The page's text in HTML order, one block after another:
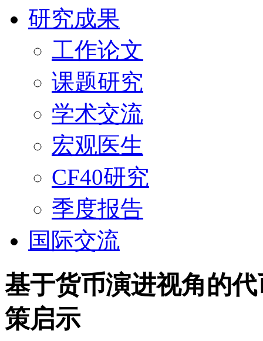
研究成果
工作论文
课题研究
学术交流
宏观医生
CF40研究
季度报告
国际交流
基于货币演进视角的
策启示